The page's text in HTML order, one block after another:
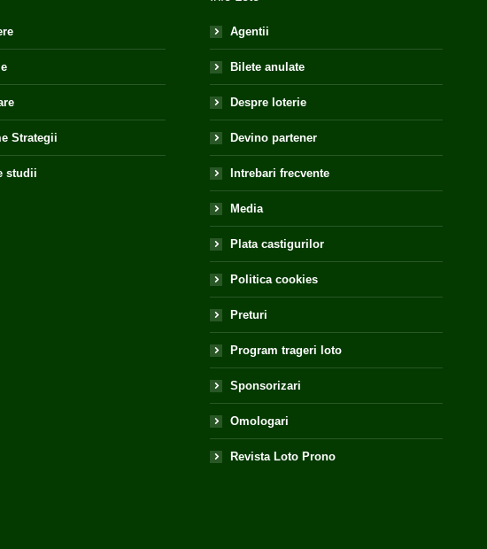
Strategii
studii
Agentii
Bilete anulate
Despre loterie
Devino partener
Intrebari frecvente
Media
Plata castigurilor
Politica cookies
Preturi
Program trageri loto
Sponsorizari
Omologari
Revista Loto Prono